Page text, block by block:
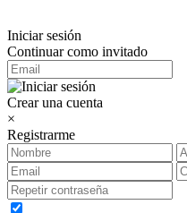
Iniciar sesión
Continuar como invitado
Crear una cuenta
×
Registrarme